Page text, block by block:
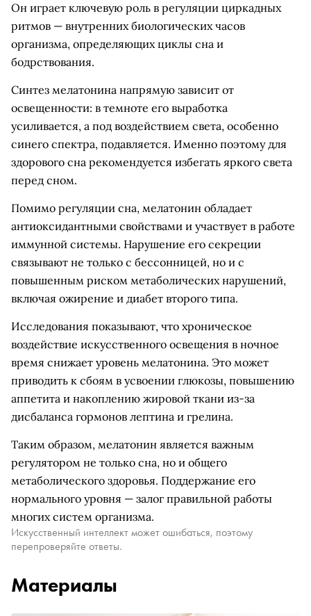
Он играет ключевую роль в регуляции циркадных
ритмов — внутренних биологических часов
организма, определяющих циклы сна и
бодрствования.
Синтез мелатонина напрямую зависит от
освещенности: в темноте его выработка
усиливается, а под воздействием света, особенно
синего спектра, подавляется. Именно поэтому для
здорового сна рекомендуется избегать яркого света
перед сном.
Помимо регуляции сна, мелатонин обладает
антиоксидантными свойствами и участвует в работе
иммунной системы. Нарушение его секреции
связывают не только с бессонницей, но и с
повышенным риском метаболических нарушений,
включая ожирение и диабет второго типа.
Исследования показывают, что хроническое
воздействие искусственного освещения в ночное
время снижает уровень мелатонина. Это может
приводить к сбоям в усвоении глюкозы, повышению
аппетита и накоплению жировой ткани из-за
дисбаланса гормонов лептина и грелина.
Таким образом, мелатонин является важным
регулятором не только сна, но и общего
метаболического здоровья. Поддержание его
нормального уровня — залог правильной работы
многих систем организма.
Искусственный интеллект может ошибаться, поэтому
перепроверяйте ответы.
Материалы